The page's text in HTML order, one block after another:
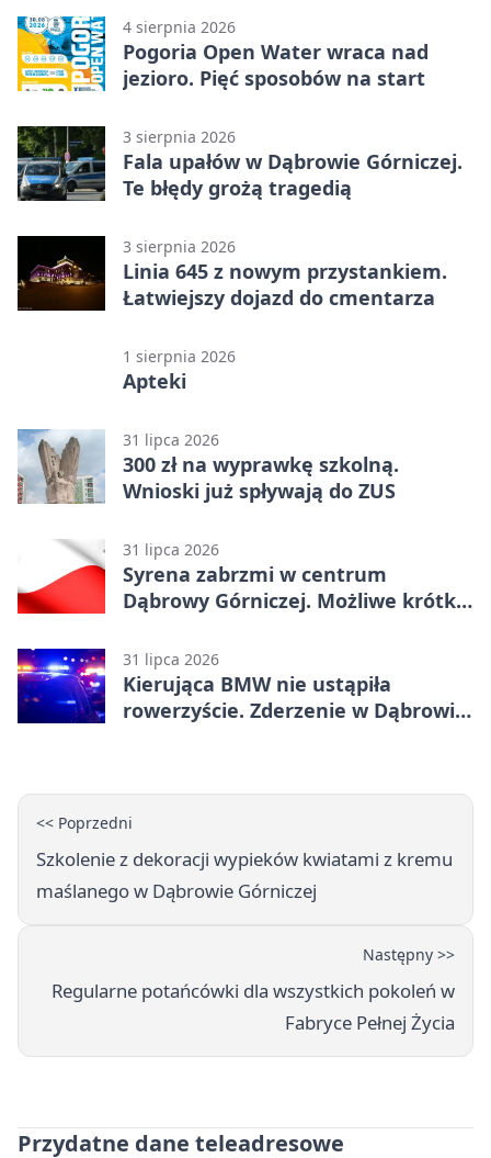
4 sierpnia 2026
Pogoria Open Water wraca nad
jezioro. Pięć sposobów na start
3 sierpnia 2026
Fala upałów w Dąbrowie Górniczej.
Te błędy grożą tragedią
3 sierpnia 2026
Linia 645 z nowym przystankiem.
Łatwiejszy dojazd do cmentarza
1 sierpnia 2026
Apteki
31 lipca 2026
300 zł na wyprawkę szkolną.
Wnioski już spływają do ZUS
31 lipca 2026
Syrena zabrzmi w centrum
Dąbrowy Górniczej. Możliwe krótkie
31 lipca 2026
Kierująca BMW nie ustąpiła
rowerzyście. Zderzenie w Dąbrowie
<< Poprzedni
Szkolenie z dekoracji wypieków kwiatami z kremu
maślanego w Dąbrowie Górniczej
Następny >>
Regularne potańcówki dla wszystkich pokoleń w
Fabryce Pełnej Życia
Przydatne dane teleadresowe